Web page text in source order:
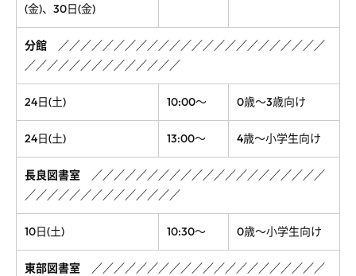
(金)、30日(金)
分館 ／／／／／／／／／／／／／／／／／／／／／／／／
／／／／／／／／／／／／／／
24日(土) 10:00～ 0歳～3歳向け
24日(土) 13:00～ 4歳～小学生向け
長良図書室 ／／／／／／／／／／／／／／／／／／／／／
／／／／／／／／／／／／／／
10日(土) 10:30～ 0歳～小学生向け
東部図書室 ／／／／／／／／／／／／／／／／／／／／／